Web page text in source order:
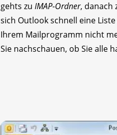
gehts zu IMAP-Ordner, danach
sich Outlook schnell eine
Ihrem Mailprogramm nicht
Sie nachschauen, ob Sie alle